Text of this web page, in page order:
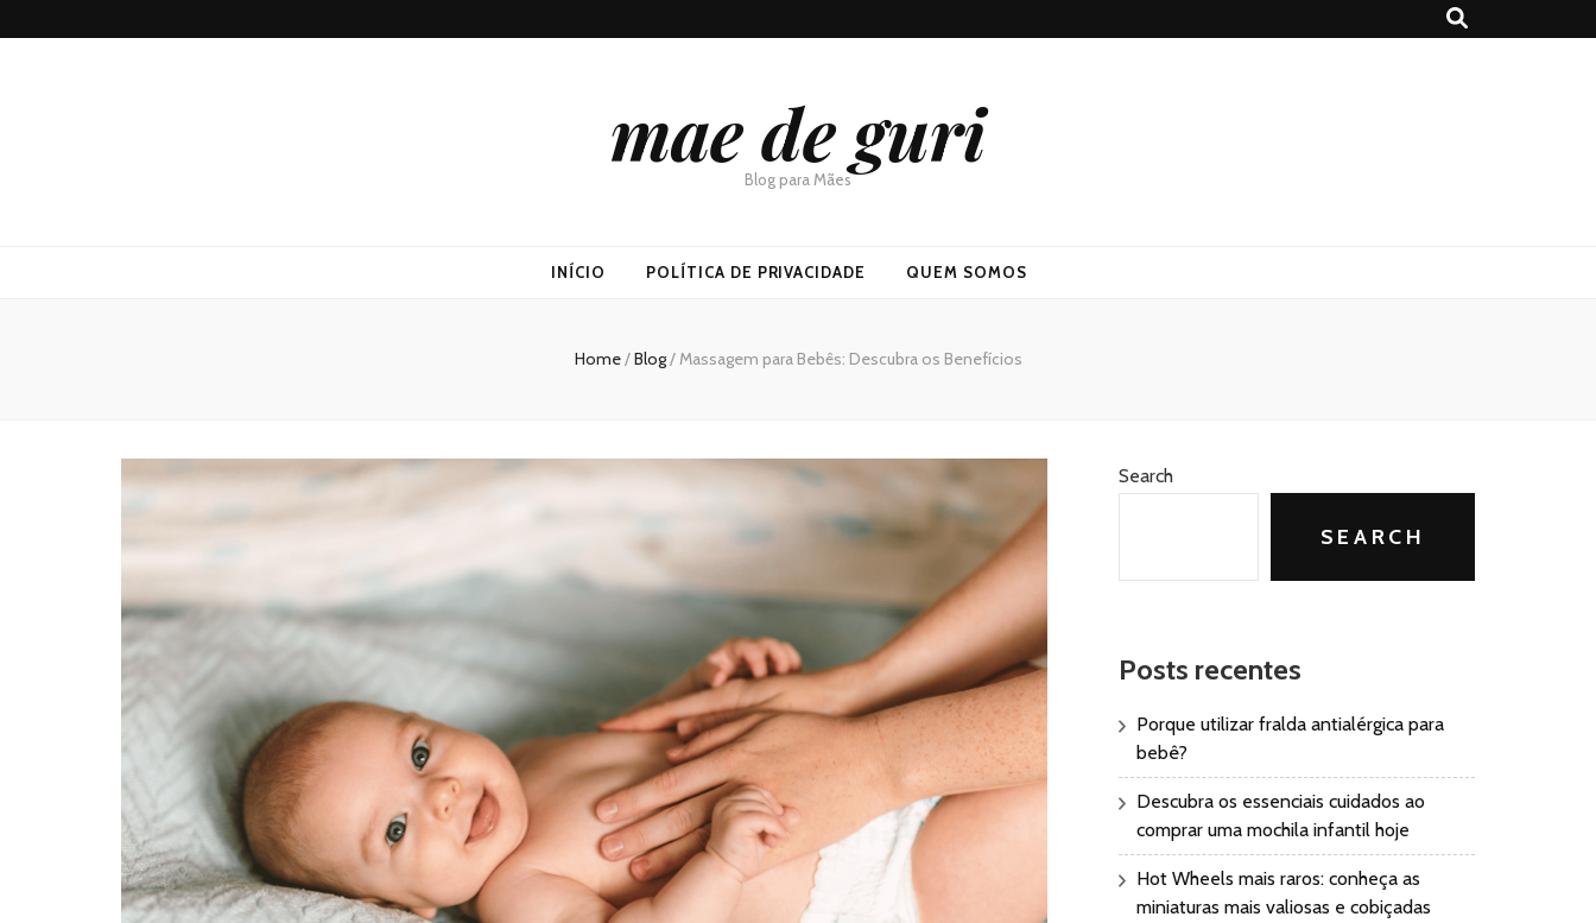
mae de guri
Blog para Mães
INÍCIO POLÍTICA DE PRIVACIDADE QUEM SOMOS
Home/Blog/Massagem para Bebês: Descubra os Benefícios
Search
SEARCH
Posts recentes
Porque utilizar fralda antialérgica para
bebê?
Descubra os essenciais cuidados ao
comprar uma mochila infantil hoje
Hot Wheels mais raros: conheça as
miniaturas mais valiosas e cobiçadas